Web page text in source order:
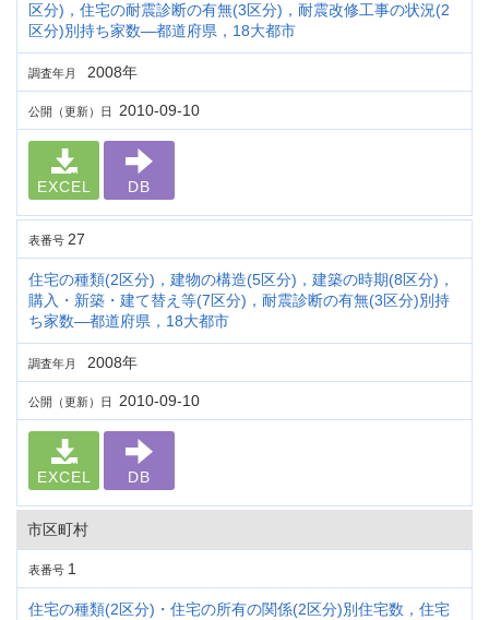
区分)，住宅の耐震診断の有無(3区分)，耐震改修工事の状況(2
区分)別持ち家数―都道府県，18大都市
調査年月 2008年
公開（更新）日 2010-09-10
EXCEL DB
表番号 27
住宅の種類(2区分)，建物の構造(5区分)，建築の時期(8区分)，
購入・新築・建て替え等(7区分)，耐震診断の有無(3区分)別持
ち家数―都道府県，18大都市
調査年月 2008年
公開（更新）日 2010-09-10
EXCEL DB
市区町村
表番号 1
住宅の種類(2区分)・住宅の所有の関係(2区分)別住宅数，住宅